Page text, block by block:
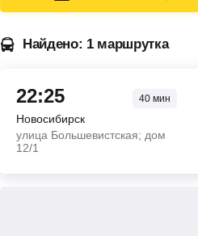
Найдено: 1 маршрутка
22:25 40 мин
Новосибирск
улица Большевистская; дом
12/1